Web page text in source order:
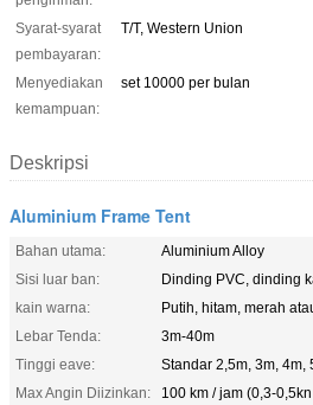
Syarat-syarat
pembayaran:
T/T, Western Union
Menyediakan
kemampuan:
set 10000 per bulan
Deskripsi
Aluminium Frame Tent
Bahan utama:
Aluminium Alloy
Sisi luar ban:
Dinding PVC, dinding
kain warna:
Putih, hitam, merah
Lebar Tenda:
3m-40m
Tinggi eave:
Standar 2,5m, 3m,
Max Angin Diizinkan:
100 km / jam (0,3-